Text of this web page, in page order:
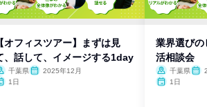
【オフィスツアー】まずは見
、話して、イメージする1day
千葉県
2025年12月
1日
業界選びの
活相談会
千葉県
1日